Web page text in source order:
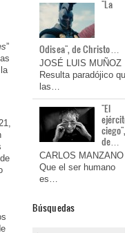
”
"La
Odisea", de Christo…
JOSÉ LUIS MUÑOZ
Resulta paradójico
las…
"El
de…
CARLOS MANZANO
Que el ser humano
es…
Búsquedas